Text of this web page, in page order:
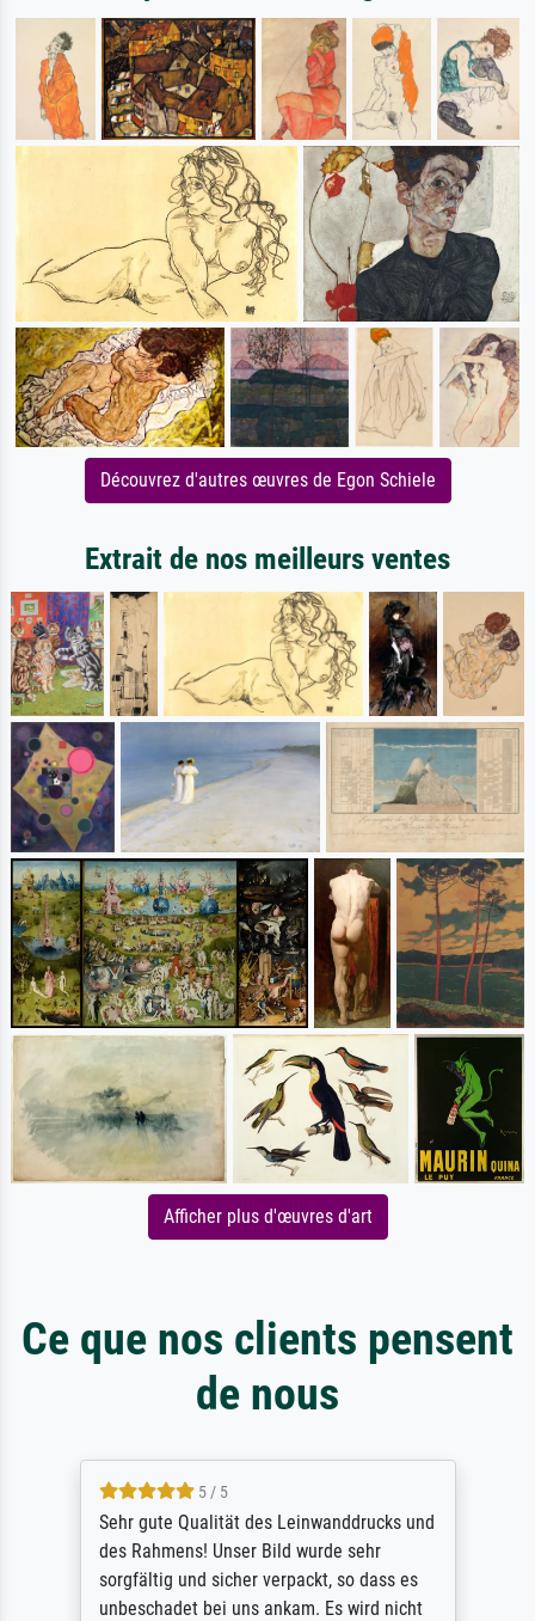
Découvrez d'autres œuvres de Egon Schiele
Extrait de nos meilleurs ventes
Afficher plus d'œuvres d'art
Ce que nos clients pensent
de nous
5 / 5
Sehr gute Qualität des Leinwanddrucks und
des Rahmens! Unser Bild wurde sehr
sorgfältig und sicher verpackt, so dass es
unbeschadet bei uns ankam. Es wird nicht